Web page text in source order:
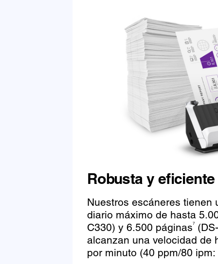
Robusta y eficiente
Nuestros escáneres tienen
diario máximo de hasta
C330) y 6.500 páginas7
alcanzan una velocidad de
por minuto (40 ppm/80